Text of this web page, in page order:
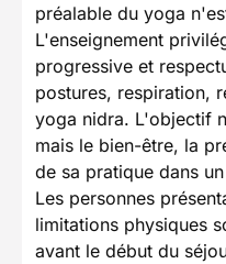
préalable du yoga
L'enseignement
progressive et
postures, respiration,
yoga nidra. L'objectif
mais le bien-être, la
de sa pratique dans
Les personnes
limitations physiques
avant le début du